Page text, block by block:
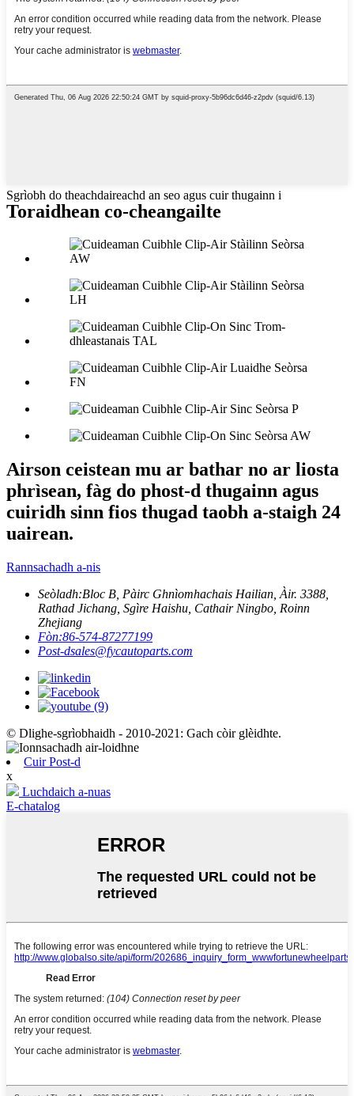
Sgrìobh do theachdaireachd an seo agus cuir thugainn i
Toraidhean co-cheangailte
Airson ceistean mu ar bathar no ar liosta
phrìsean, fàg do phost-d thugainn agus
cuiridh sinn fios thugad taobh a-staigh 24
uairean.
Rannsachadh a-nis
Seòladh:Bloc B, Pàirc Ghnìomhachais Hailian, Àir. 3388,
Rathad Jichang, Sgìre Haishu, Cathair Ningbo, Roinn
Zhejiang
Fòn:86-574-87277199
Post-dsales@fycautoparts.com
© Dlighe-sgrìobhaidh - 2010-2021: Gach còir glèidhte.
Cuir Post-d
x
Luchdaich a-nuas
E-chatalog